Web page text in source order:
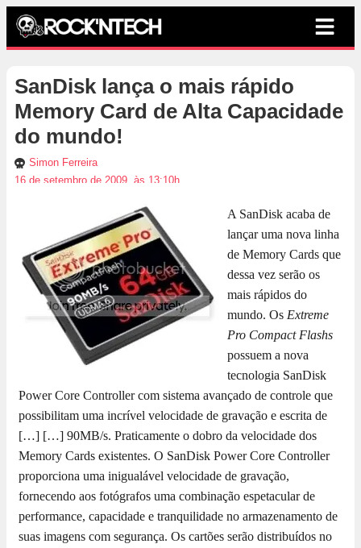
SanDisk lança o mais rápido
Memory Card de Alta Capacidade
do mundo!
Simon Ferreira
16 de setembro de 2009, às 13:10h
A SanDisk acaba de
lançar uma nova linha
de Memory Cards que
dessa vez serão os
mais rápidos do
mundo. Os Extreme
Pro Compact Flashs
possuem a nova
tecnologia SanDisk
Power Core Controller com sistema avançado de controle que
possibilitam uma incrível velocidade de gravação e escrita de
[…] […] 90MB/s. Praticamente o dobro da velocidade dos
Memory Cards existentes. O SanDisk Power Core Controller
proporciona uma inigualável velocidade de gravação,
fornecendo aos fotógrafos uma combinação espetacular de
performance, capacidade e tranquilidade no armazenamento de
suas imagens com segurança. Os cartões serão distribuídos no